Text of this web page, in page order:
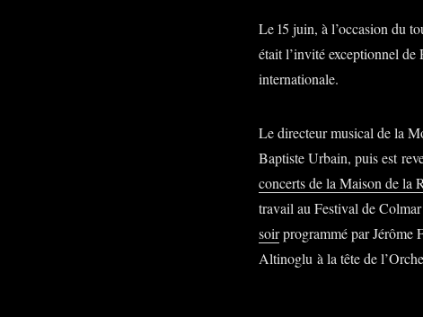
Le 15 juin, à l’occasion du
était l’invité exceptionnel
internationale.
Le directeur musical de la
Baptiste Urbain, puis est
concerts de la Maison de la
travail au Festival de
soirprogrammé par Jérôme
Altinoglu à la tête de